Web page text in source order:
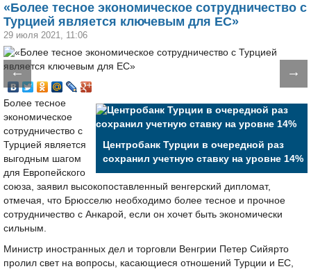
«Более тесное экономическое сотрудничество с
Турцией является ключевым для ЕС»
29 июля 2021, 11:06
← →
Центробанк Турции в очередной раз
сохранил учетную ставку на уровне 14%
Более тесное
экономическое
сотрудничество с
Турцией является
выгодным шагом
для Европейского
союза, заявил высокопоставленный венгерский дипломат,
отмечая, что Брюсселю необходимо более тесное и прочное
сотрудничество с Анкарой, если он хочет быть экономически
сильным.
Министр иностранных дел и торговли Венгрии Петер Сийярто
пролил свет на вопросы, касающиеся отношений Турции и ЕС,